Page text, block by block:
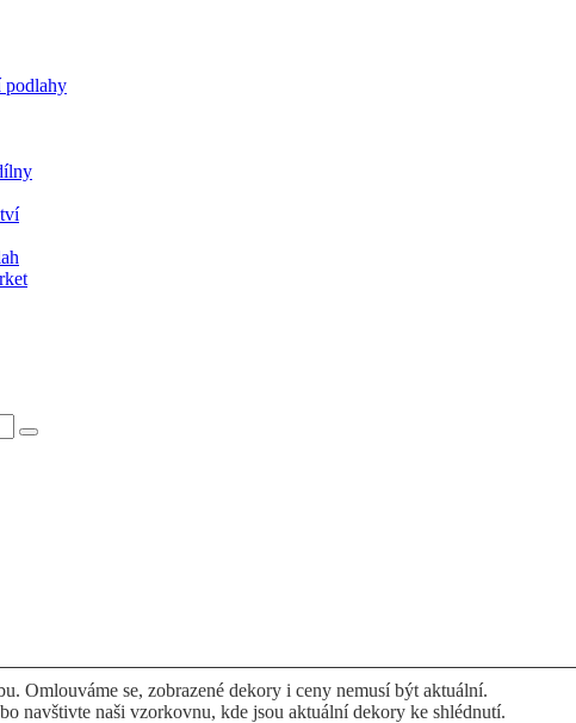
podlahy
Omlouváme se, zobrazené dekory i ceny nemusí být aktuální.
navštivte naši vzorkovnu, kde jsou aktuální dekory ke shlédnutí.